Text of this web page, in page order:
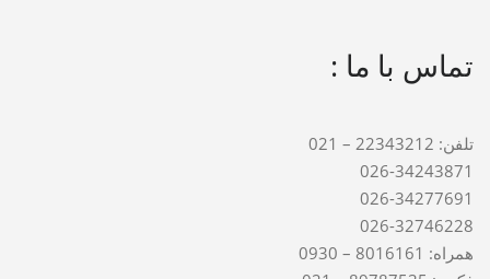
تماس با ما :
تلفن: 22343212 – 021
026-34243871
026-34277691
026-32746228
همراه: 8016161 – 0930